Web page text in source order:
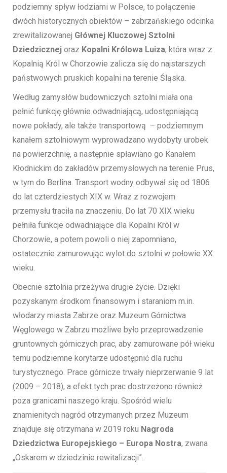
podziemny spływ łodziami w Polsce, to połączenie
dwóch historycznych obiektów – zabrzańskiego odcinka
zrewitalizowanej Głównej Kluczowej Sztolni
Dziedzicznej oraz Kopalni Królowa Luiza, która wraz z
Kopalnią Król w Chorzowie zalicza się do najstarszych
państwowych pruskich kopalni na terenie Śląska.
Według zamysłów budowniczych sztolni miała ona
pełnić funkcję głównie odwadniającą, udostępniającą
nowe pokłady, ale także transportową – podziemnym
kanałem sztolniowym wyprowadzano wydobyty urobek
na powierzchnię, a następnie spławiano go Kanałem
Kłodnickim do zakładów przemysłowych na terenie Prus,
w tym do Berlina. Transport wodny odbywał się od 1806
do lat czterdziestych XIX w. Wraz z rozwojem
przemysłu traciła na znaczeniu. Do lat 70 XIX wieku
pełniła funkcje odwadniające dla Kopalni Król w
Chorzowie, a potem powoli o niej zapomniano,
ostatecznie zamurowując wylot do sztolni w połowie XX
wieku.
Obecnie sztolnia przeżywa drugie życie. Dzięki
pozyskanym środkom finansowym i staraniom m.in.
włodarzy miasta Zabrze oraz Muzeum Górnictwa
Węglowego w Zabrzu możliwe było przeprowadzenie
gruntownych górniczych prac, aby zamurowane pół wieku
temu podziemne korytarze udostępnić dla ruchu
turystycznego. Prace górnicze trwały nieprzerwanie 9 lat
(2009 – 2018), a efekt tych prac dostrzeżono również
poza granicami naszego kraju. Spośród wielu
znamienitych nagród otrzymanych przez Muzeum
znajduje się otrzymana w 2019 roku Nagroda
Dziedzictwa Europejskiego – Europa Nostra, zwana
„Oskarem w dziedzinie rewitalizacji”.